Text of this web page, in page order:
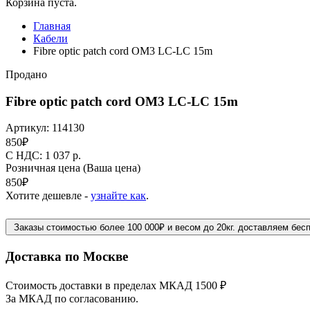
Корзина пуста.
Главная
Кабели
Fibre optic patch cord OM3 LC-LC 15m
Продано
Fibre optic patch cord OM3 LC-LC 15m
Артикул: 114130
850₽
C НДС: 1 037 р.
Розничная цена (Ваша цена)
850₽
Хотите дешевле - узнайте как.
Заказы стоимостью более 100 000₽ и весом до 20кг. доставляем
Доставка по Москве
Стоимость доставки в пределах МКАД 1500 ₽
За МКАД по согласованию.